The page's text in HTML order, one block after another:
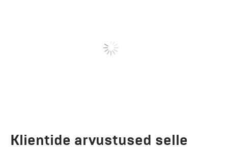
Klientide arvustused selle